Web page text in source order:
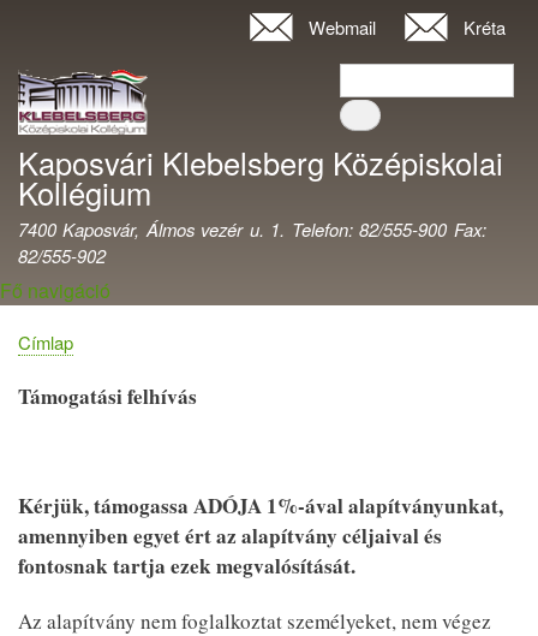
Ugrás
a
fiók
menüje
Webmail Kréta
Keresés
Kaposvári Klebelsberg Középiskolai
Kollégium
7400 Kaposvár, Álmos vezér u. 1. Telefon: 82/555-900 Fax:
82/555-902
Fő navigáció
Morzsa
Címlap
Támogatási felhívás
Kérjük, támogassa ADÓJA 1%-ával alapítványunkat,
amennyiben egyet ért az alapítvány céljaival és
fontosnak tartja ezek megvalósítását.
Az alapítvány nem foglalkoztat személyeket, nem végez